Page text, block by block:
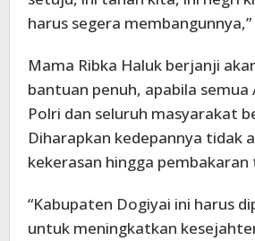
harus segera
Mama Ribka Haluk berjanji
bantuan penuh, apabila semua
Polri dan seluruh masyarakat
Diharapkan kedepannya tidak
kekerasan hingga pembakaran
“Kabupaten Dogiyai ini harus
untuk meningkatkan